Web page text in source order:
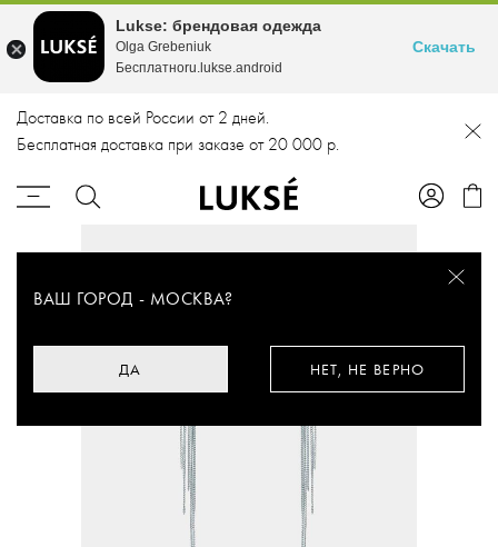
Доставка по всей России от 2 дней.
Бесплатная доставка при заказе от 20 000 р.
ВАШ ГОРОД - МОСКВА?
ДА НЕТ, НЕ ВЕРНО
Lukse: брендовая одежда
Olga Grebeniuk
Бесплатноru.lukse.android
Скачать